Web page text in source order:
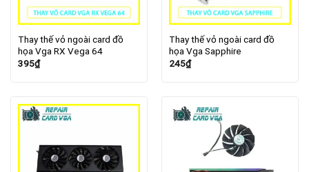
Thay thế vỏ ngoài card đồ
họa Vga RX Vega 64
395₫
Thay thế vỏ ngoài card đồ
họa Vga Sapphire
245₫